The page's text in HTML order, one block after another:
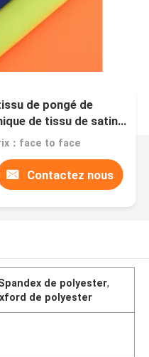
de pongé de
de tissu de satin
：face to face
Contactez nous
de polyester,
de polyester